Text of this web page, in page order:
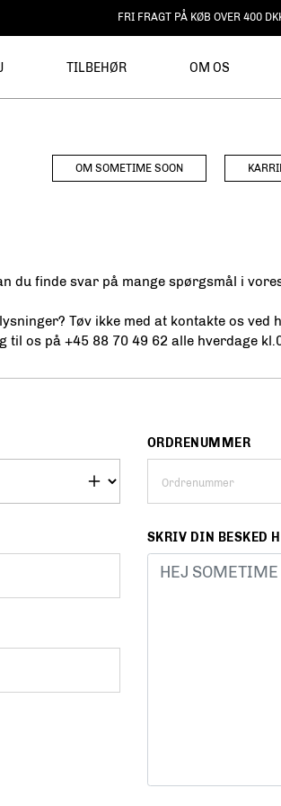
FRI FRAGT PÅ KØB OVER 400
TILBEHØR OM OS
OM SOMETIME SOON
du finde svar på mange spørgsmål i
Tøv ikke med at kontakte os
os på +45 88 70 49 62 alle hverdage
ORDRENUMMER
SKRIV DIN BESKED